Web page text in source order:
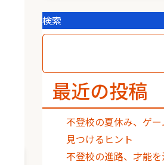
検索
最近の投稿
不登校の夏休み、ゲ
見つけるヒント
不登校の進路、才能